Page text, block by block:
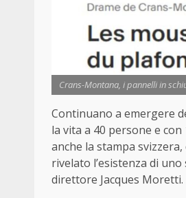
Crans-Montana, i pannelli in
Continuano a emergere
la vita a 40 persone e
anche la stampa
rivelato l’esistenza di
direttore Jacques Moretti.